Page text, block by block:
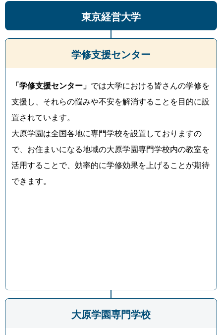
東京経営大学
学修支援センター
「学修支援センター」 では大学における皆さんの学修を
支援し、それらの悩みや不安を解消することを目的に設
置されています。
大原学園は全国各地に専門学校を設置しておりますの
で、お住まいになる地域の大原学園専門学校内の教室を
活用することで、効率的に学修効果を上げることが期待
できます。
大原学園専門学校